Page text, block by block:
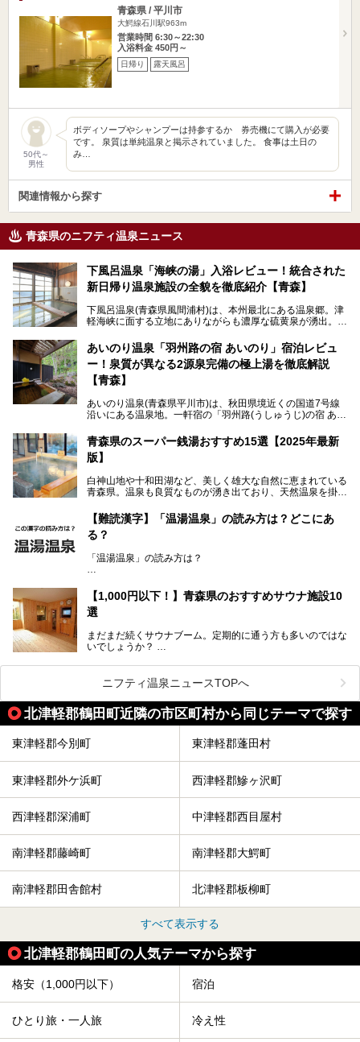
青森県 / 平川市
大鰐線石川駅963m
営業時間 6:30～22:30
入浴料金 450円～
日帰り 露天風呂
50代～
男性
ボディソープやシャンプーは持参するか 券売機にて購入が必要
です。 泉質は単純温泉と掲示されていました。 食事は土日の
み…
関連情報から探す
青森県のニフティ温泉ニュース
下風呂温泉「海峡の湯」入浴レビュー！統合された
新日帰り温泉施設の全貌を徹底紹介【青森】
下風呂温泉(青森県風間浦村)は、本州最北にある温泉郷。津
軽海峡に面する立地にありながらも濃厚な硫黄泉が湧出。良
泉ファンが訪れる温泉地です。
「海峡の湯」は、以前あった2つの共同浴場を統合し、2020
年12月にオープンした日帰り入浴施設。かつて別々の共同
浴場で使用された2つの源泉を楽しめる点が魅力です。また
無料休憩室や食事処も併設し、地元常連客のみならず観光客
にも利用しやすい施設へ変貌しました。
今回、筆者は実際に海峡の湯へ訪問・入浴し、その魅力を徹
底解説します！
あいのり温泉「羽州路の宿 あいのり」宿泊レビュ
ー！泉質が異なる2源泉完備の極上湯を徹底解説
【青森】
あいのり温泉(青森県平川市)は、秋田県境近くの国道7号線
沿いにある温泉地。一軒宿の「羽州路(うしゅうじ)の宿 あい
(通称:赤湯)と無色透明の単純温泉という2種類の源泉を使用
し、いずれも源泉100％かけ流しで提供している点でしょ
う。
今回筆者は実際に宿泊し、大浴場と露天風呂付き客室を中心
に「羽州路の宿 あいのり」を詳細にご紹介。秋田県側を含
ですが、実はあいのり温泉も決して見逃せない極上湯のひと
つ。その魅力を徹底解説します！
青森県のスーパー銭湯おすすめ15選【2025年最新
版】
白神山地や十和田湖など、美しく雄大な自然に恵まれている
青森県。温泉も良質なものが湧き出ており、天然温泉を掛け
の山並みを眺めながら温泉に浸かり、お食事処でおいしいご
当地グルメを味わうひとときは格別ですね！
今回は、青森県でおすすめのスーパー銭湯を紹介します。
ください。
【難読漢字】「温湯温泉」の読み方は？どこにあ
る？
「温湯温泉」の読み方は？
か？
【1,000円以下！】青森県のおすすめサウナ施設10
選
まだまだ続くサウナブーム。定期的に通う方も多いのではな
いでしょうか？
そこでコスパ抜群！1,000円以下でサウナを楽しめる施設を
紹介します。
格安でも充実の施設でサウナを楽しみませんか？
今回は青森県にある1,000円以下のおすすめサウナ施設を紹
介します！
ニフティ温泉ニュースTOPへ
北津軽郡鶴田町近隣の市区町村から同じテーマで探す
東津軽郡今別町 東津軽郡蓬田村
東津軽郡外ケ浜町 西津軽郡鰺ヶ沢町
西津軽郡深浦町 中津軽郡西目屋村
南津軽郡藤崎町 南津軽郡大鰐町
南津軽郡田舎館村 北津軽郡板柳町
すべて表示する
北津軽郡鶴田町の人気テーマから探す
格安（1,000円以下） 宿泊
ひとり旅・一人旅 冷え性